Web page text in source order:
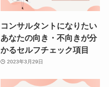
コンサルタントになりたい
あなたの向き・不向きが分
かるセルフチェック項目
2023年3月29日